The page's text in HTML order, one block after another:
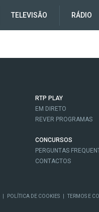
TELEVISÃO RÁDIO
RTP PLAY
EM DIRETO
REVER PROGRAMAS
CONCURSOS
PERGUNTAS
CONTACTOS
POLÍTICA DE COOKIES TERMOS E